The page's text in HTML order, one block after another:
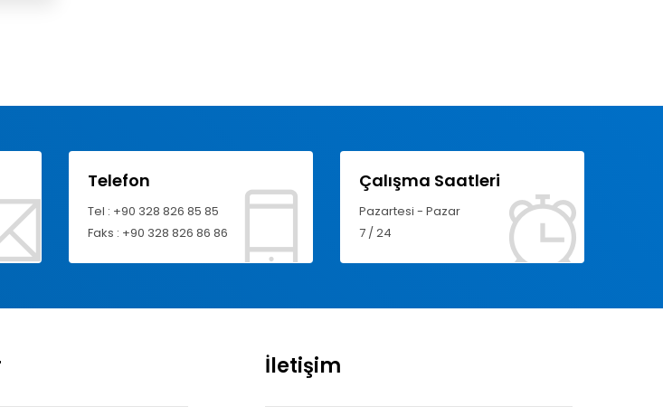
Telefon
Tel : +90 328 826 85 85
Faks : +90 328 826 86 86
Çalışma Saatleri
Pazartesi - Pazar
7 / 24
İletişim